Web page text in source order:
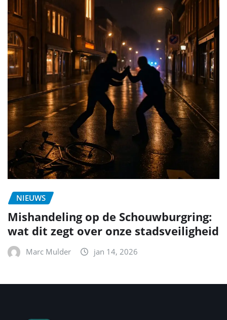
NIEUWS
Mishandeling op de Schouwburgring:
wat dit zegt over onze stadsveiligheid
Marc Mulder jan 14, 2026